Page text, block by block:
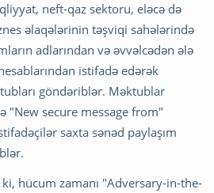
neft-qaz sektoru, eləcə də
əlaqələrinin təşviqi sahələrində
adlarından və əvvəlcədən ələ
istifadə edərək
göndəriblər. Məktublar
"New secure message from"
saxta sənəd paylaşım
hücum zamanı "Adversary-in-the-